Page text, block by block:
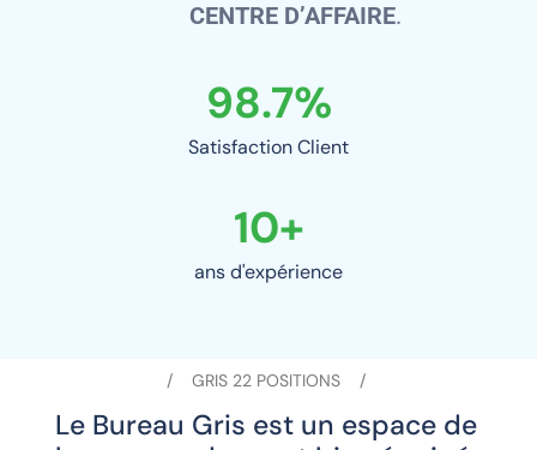
CENTRE D’AFFAIRE.
98.7%
Satisfaction Client
10+
ans d'expérience
GRIS 22 POSITIONS
Le Bureau Gris est un espace de